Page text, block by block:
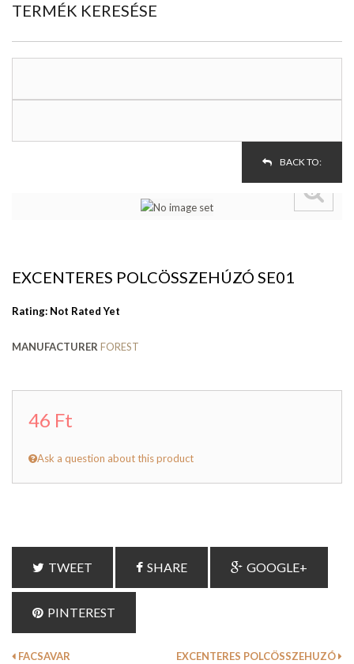
TERMÉK KERESÉSE
BACK TO:
EXCENTERES POLCÖSSZEHÚZÓ SE01
Rating: Not Rated Yet
MANUFACTURER FOREST
46 Ft
Ask a question about this product
TWEET SHARE GOOGLE+
PINTEREST
FACSAVAR EXCENTERES POLCÖSSZEHUZÓ